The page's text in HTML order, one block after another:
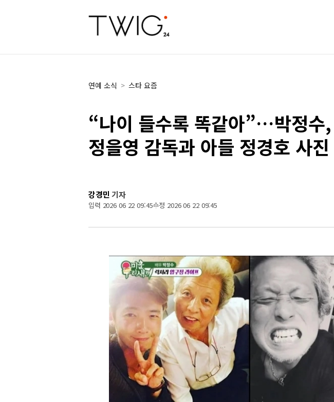
연예 소식 > 스타 요즘
“나이 들수록 똑같아”…박정수,
정을영 감독과 아들 정경호 사
강경민 기자
입력 2026 06 22 09:45수정 2026 06 22 09:45